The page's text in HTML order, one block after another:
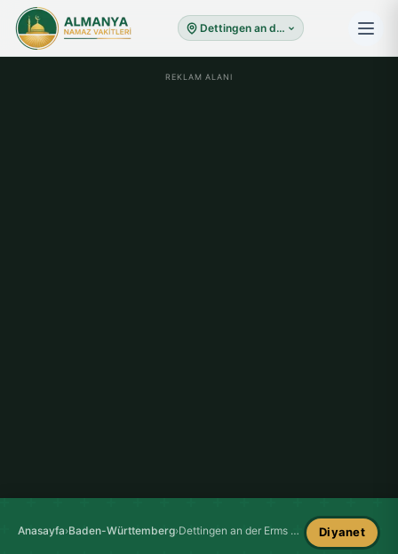
Dettingen an der Erms
REKLAM ALANI
Anasayfa›Baden-Württemberg› Dettingen an der Erms Namaz Vakitleri Diyanet